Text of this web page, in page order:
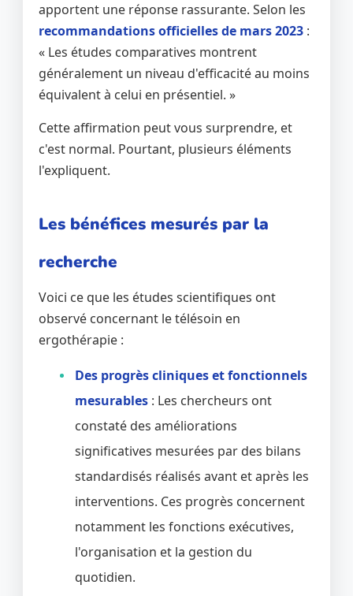
apportent une réponse rassurante. Selon les
recommandations officielles de mars 2023 :
« Les études comparatives montrent
généralement un niveau d'efficacité au moins
équivalent à celui en présentiel. »
Cette affirmation peut vous surprendre, et
c'est normal. Pourtant, plusieurs éléments
l'expliquent.
Les bénéfices mesurés par la
recherche
Voici ce que les études scientifiques ont
observé concernant le télésoin en
ergothérapie :
Des progrès cliniques et fonctionnels
mesurables : Les chercheurs ont
constaté des améliorations
significatives mesurées par des bilans
standardisés réalisés avant et après les
interventions. Ces progrès concernent
notamment les fonctions exécutives,
l'organisation et la gestion du
quotidien.